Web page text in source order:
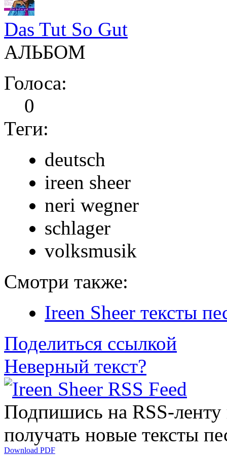
Das Tut So Gut
АЛЬБОМ
Голоса:
0
Теги:
deutsch
ireen sheer
neri wegner
schlager
volksmusik
Смотри также:
Ireen Sheer тексты
Поделиться ссылкой
Неверный текст?
Подпишись на RSS-
получать новые тексты
Download PDF